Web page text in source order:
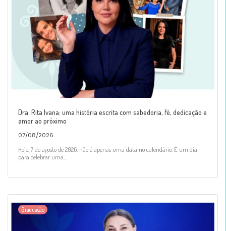
Dra. Rita Ivana: uma história escrita com sabedoria, fé, dedicação e
amor ao próximo
07/08/2026
Hoje, 7 de agosto de 2026, não é apenas uma data no calendário. É um dia
para celebrar uma...
Graduação